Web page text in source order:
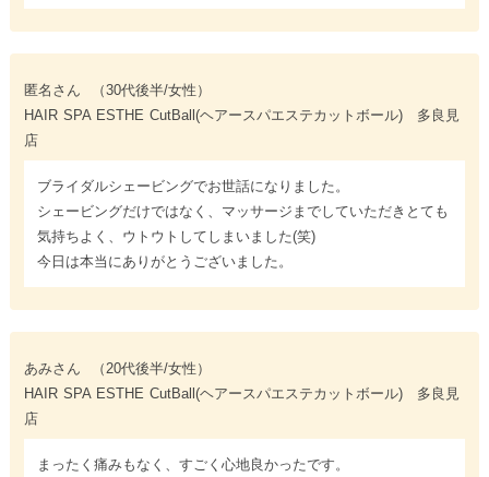
匿名さん
（30代後半/女性）
HAIR SPA ESTHE CutBall(ヘアースパエステカットボール) 多良見
店
ブライダルシェービングでお世話になりました。
シェービングだけではなく、マッサージまでしていただきとても
気持ちよく、ウトウトしてしまいました(笑)
今日は本当にありがとうございました。
あみさん
（20代後半/女性）
HAIR SPA ESTHE CutBall(ヘアースパエステカットボール) 多良見
店
まったく痛みもなく、すごく心地良かったです。